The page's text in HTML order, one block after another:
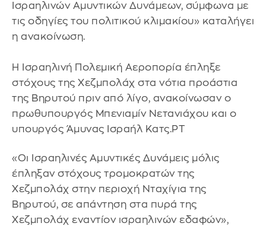
Ισραηλινών Αμυντικών Δυνάμεων, σύμφωνα με
τις οδηγίες του πολιτικού κλιμακίου» καταλήγει
η ανακοίνωση.
Η Ισραηλινή Πολεμική Αεροπορία έπληξε
στόχους της Χεζμπολάχ στα νότια προάστια
της Βηρυτού πριν από λίγο, ανακοίνωσαν ο
πρωθυπουργός Μπενιαμίν Νετανιάχου και ο
υπουργός Άμυνας Ισραήλ Κατς.ΡΤ
«Οι Ισραηλινές Αμυντικές Δυνάμεις μόλις
έπληξαν στόχους τρομοκρατών της
Χεζμπολάχ στην περιοχή Νταχίγια της
Βηρυτού, σε απάντηση στα πυρά της
Χεζμπολάχ εναντίον ισραηλινών εδαφών»,